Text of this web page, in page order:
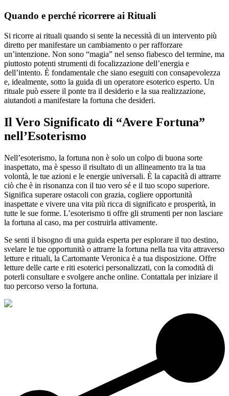
Quando e perché ricorrere ai Rituali
Si ricorre ai rituali quando si sente la necessità di un intervento più
diretto per manifestare un cambiamento o per rafforzare
un’intenzione. Non sono “magia” nel senso fiabesco del termine, ma
piuttosto potenti strumenti di focalizzazione dell’energia e
dell’intento. È fondamentale che siano eseguiti con consapevolezza
e, idealmente, sotto la guida di un operatore esoterico esperto. Un
rituale può essere il ponte tra il desiderio e la sua realizzazione,
aiutandoti a manifestare la fortuna che desideri.
Il Vero Significato di “Avere Fortuna”
nell’Esoterismo
Nell’esoterismo, la fortuna non è solo un colpo di buona sorte
inaspettato, ma è spesso il risultato di un allineamento tra la tua
volontà, le tue azioni e le energie universali. È la capacità di attrarre
ciò che è in risonanza con il tuo vero sé e il tuo scopo superiore.
Significa superare ostacoli con grazia, cogliere opportunità
inaspettate e vivere una vita più ricca di significato e prosperità, in
tutte le sue forme. L’esoterismo ti offre gli strumenti per non lasciare
la fortuna al caso, ma per costruirla attivamente.
Se senti il bisogno di una guida esperta per esplorare il tuo destino,
svelare le tue opportunità o attrarre la fortuna nella tua vita attraverso
letture e rituali, la Cartomante Veronica è a tua disposizione. Offre
letture delle carte e riti esoterici personalizzati, con la comodità di
poterli consultare e svolgere anche online. Contattala per iniziare il
tuo percorso verso la fortuna.